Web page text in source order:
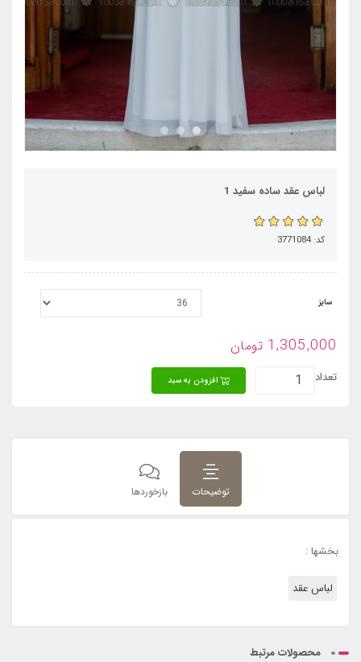
لباس عقد ساده سفید 1
کد: 3771084
سایز
1,305,000 تومان
تعداد افزودن به سبد
توضیحات بازخوردها
بخشها :
لباس عقد
محصولات مرتبط